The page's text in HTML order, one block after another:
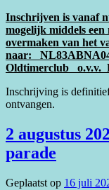
Inschrijven is vanaf
mogelijk middels
overmaken van het
naar:
Oldtimerclub o.v.v.
Inschrijving is
ontvangen.
2 augustus
parade
Geplaatst op 16 juli